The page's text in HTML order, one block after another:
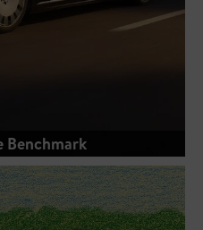
Benchmark